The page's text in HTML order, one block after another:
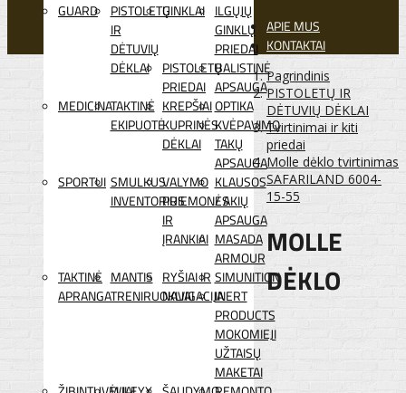
GUARD
PISTOLETŲ
IR
DĖTUVIŲ
DĖKLAI
GINKLAI ILGŲJŲ
GINKLŲ
PRIEDAI
PISTOLETŲ
PRIEDAI
BALISTINĖ
APSAUGA
MEDICINATAKTINĖ
EKIPUOTĖ
KREPŠIAI
KUPRINĖS
DĖKLAI
OPTIKA
KVĖPAVIMO
TAKŲ
APSAUGA
SPORTUI SMULKUS
INVENTORIUS
VALYMO
PRIEMONĖS
IR
ĮRANKIAI
KLAUSOS
/ AKIŲ
APSAUGA
MASADA
ARMOUR
TAKTINĖ
APRANGA
MANTIS
TRENIRUOKLIAI
RYŠIAI IR
NAVIGACIJA
SIMUNITION
INERT
PRODUCTS
MOKOMIEJI
UŽTAISŲ
MAKETAI
APIE MUS
KONTAKTAI
Pagrindinis
PISTOLETŲ IR
DĖTUVIŲ DĖKLAI
Tvirtinimai ir kiti
priedai
Molle dėklo tvirtinimas
SAFARILAND 6004-
15-55
MOLLE
DĖKLO